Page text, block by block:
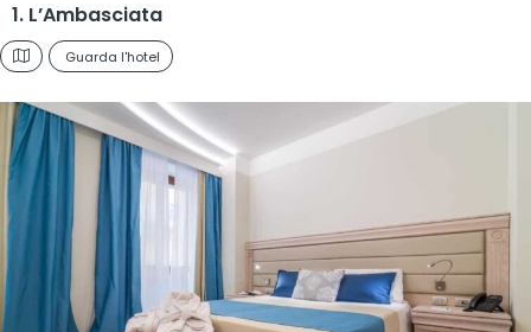
1. L’Ambasciata
Guarda l'hotel